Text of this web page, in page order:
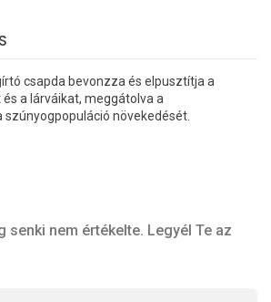
csapda bevonzza és elpusztítja a
a lárváikat, meggátolva a
szúnyogpopuláció növekedését.
senki nem értékelte. Legyél Te az